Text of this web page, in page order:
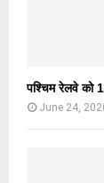
पश्चिम रेलवे को
June 24,